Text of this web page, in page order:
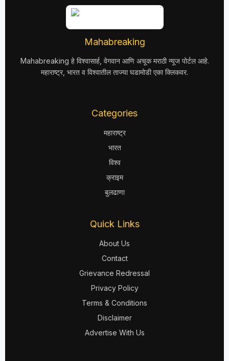
Mahabreaking
Mahabreaking हे विश्वासार्ह, वेगवान आणि अचूक मराठी न्यूज पोर्टल आहे.
महाराष्ट्र, भारत व विश्वातील ताज्या घडामोडी एका क्लिकवर.
Categories
महाराष्ट्र
भारत
विश्व
क्राइम
बुलढाणा
Quick Links
About Us
Contact
Grievance Redressal
Privacy Policy
Terms & Conditions
Disclaimer
Advertise With Us